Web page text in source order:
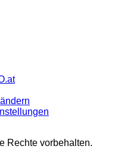
Rechte vorbehalten.